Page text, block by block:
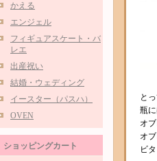
かえる
エンジェル
フィギュアスケート・バ
レエ
出産祝い
結婚・ウェディング
イースター（パスハ）
OVEN
ショッピングカート
と
瓶
オ
オ
ビ